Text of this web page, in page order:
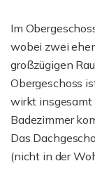
Im
wobei zwei
großzügigen
Obergeschoss
wirkt insgesamt
Badezimmer
Das
(nicht in der